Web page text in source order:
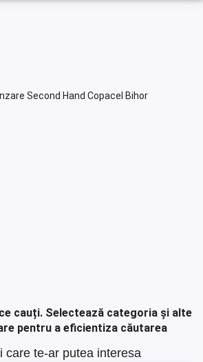
Second Hand Copacel Bihor
cauți. Selectează categoria și alte
pentru a eficientiza căutarea
care te-ar putea interesa